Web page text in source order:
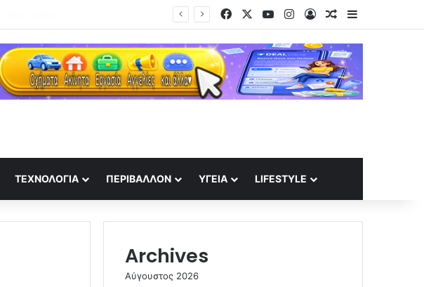
FacebookYouTubeInstagram
Log InRandom Article
Sidebar
ΤΕΧΝΟΛΟΓΊΑ ΠΕΡΙΒΆΛΛΟΝ ΥΓΕΊΑ LIFESTYLE
Archives
Αύγουστος 2026